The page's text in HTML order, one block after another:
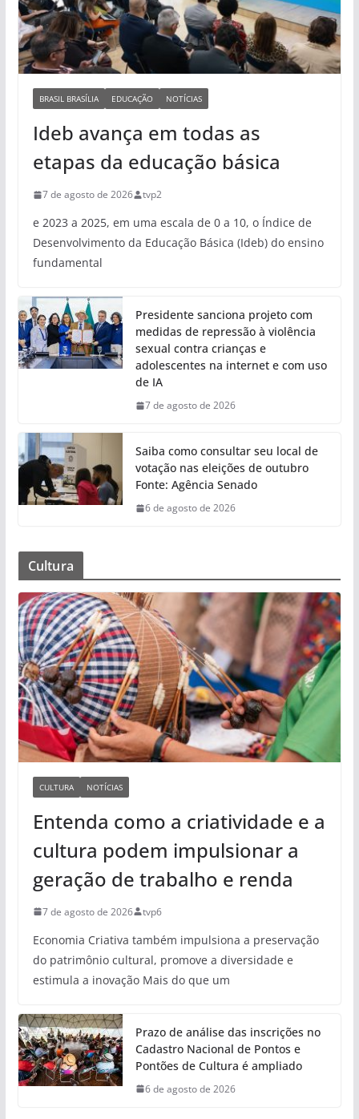
BRASIL BRASÍLIA EDUCAÇÃO NOTÍCIAS
Ideb avança em todas as
etapas da educação básica
7 de agosto de 2026 tvp2
e 2023 a 2025, em uma escala de 0 a 10, o Índice de
Desenvolvimento da Educação Básica (Ideb) do ensino
fundamental
Presidente sanciona projeto com
medidas de repressão à violência
sexual contra crianças e
adolescentes na internet e com uso
de IA
7 de agosto de 2026
Saiba como consultar seu local de
votação nas eleições de outubro
Fonte: Agência Senado
6 de agosto de 2026
Cultura
CULTURA NOTÍCIAS
Entenda como a criatividade e a
cultura podem impulsionar a
geração de trabalho e renda
7 de agosto de 2026 tvp6
Economia Criativa também impulsiona a preservação
do patrimônio cultural, promove a diversidade e
estimula a inovação Mais do que um
Prazo de análise das inscrições no
Cadastro Nacional de Pontos e
Pontões de Cultura é ampliado
6 de agosto de 2026